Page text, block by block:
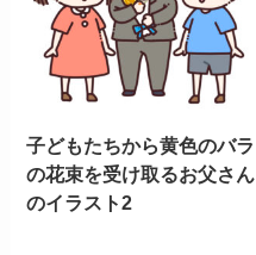
子どもたちから黄色のバラ
の花束を受け取るお父さん
のイラスト2